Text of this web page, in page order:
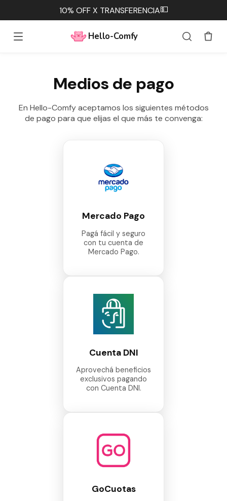
10% OFF X TRANSFERENCIA💵
Hello-Comfy
Medios de pago
En Hello-Comfy aceptamos los siguientes métodos
de pago para que elijas el que más te convenga:
Mercado Pago
Pagá fácil y seguro
con tu cuenta de
Mercado Pago.
Cuenta DNI
Aprovechá beneficios
exclusivos pagando
con Cuenta DNI.
GoCuotas